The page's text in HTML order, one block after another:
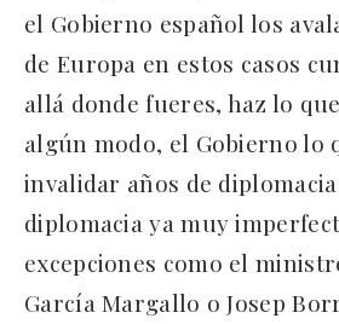
el Gobierno español los
de Europa en estos casos
allá donde fueres, haz lo
algún modo, el Gobierno lo
invalidar años de
diplomacia ya muy
excepciones como el
García Margallo o Josep